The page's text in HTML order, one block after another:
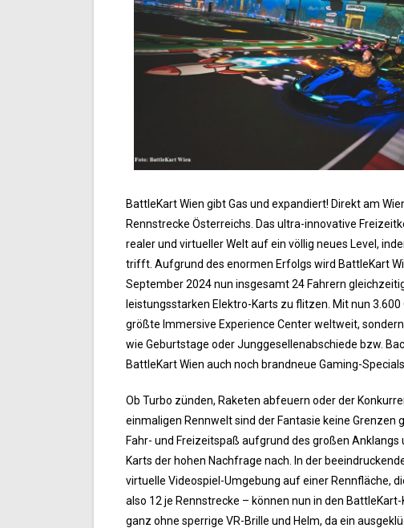
BattleKart Wien gibt Gas und expandiert! Direkt am
Rennstrecke Österreichs. Das ultra-innovative
realer und virtueller Welt auf ein völlig neues Level,
trifft. Aufgrund des enormen Erfolgs wird BattleKart
September 2024 nun insgesamt 24 Fahrern
leistungsstarken Elektro-Karts zu flitzen. Mit nun
größte Immersive Experience Center weltweit,
wie Geburtstage oder Junggesellenabschiede bzw.
BattleKart Wien auch noch brandneue Gaming-
Ob Turbo zünden, Raketen abfeuern oder der
einmaligen Rennwelt sind der Fantasie keine
Fahr- und Freizeitspaß aufgrund des großen
Karts der hohen Nachfrage nach. In der
virtuelle Videospiel-Umgebung auf einer Rennfläche,
also 12 je Rennstrecke – können nun in den
ganz ohne sperrige VR-Brille und Helm, da ein